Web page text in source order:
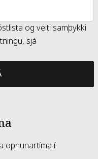
og veiti samþykki
sjá
opnunartíma í